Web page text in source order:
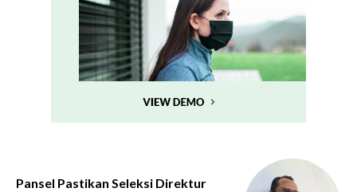
Pansel Pastikan Seleksi Direktur